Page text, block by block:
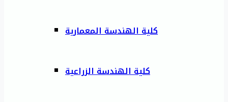
كلية الهندسة المعمارية
كلية الهندسة الزراعية